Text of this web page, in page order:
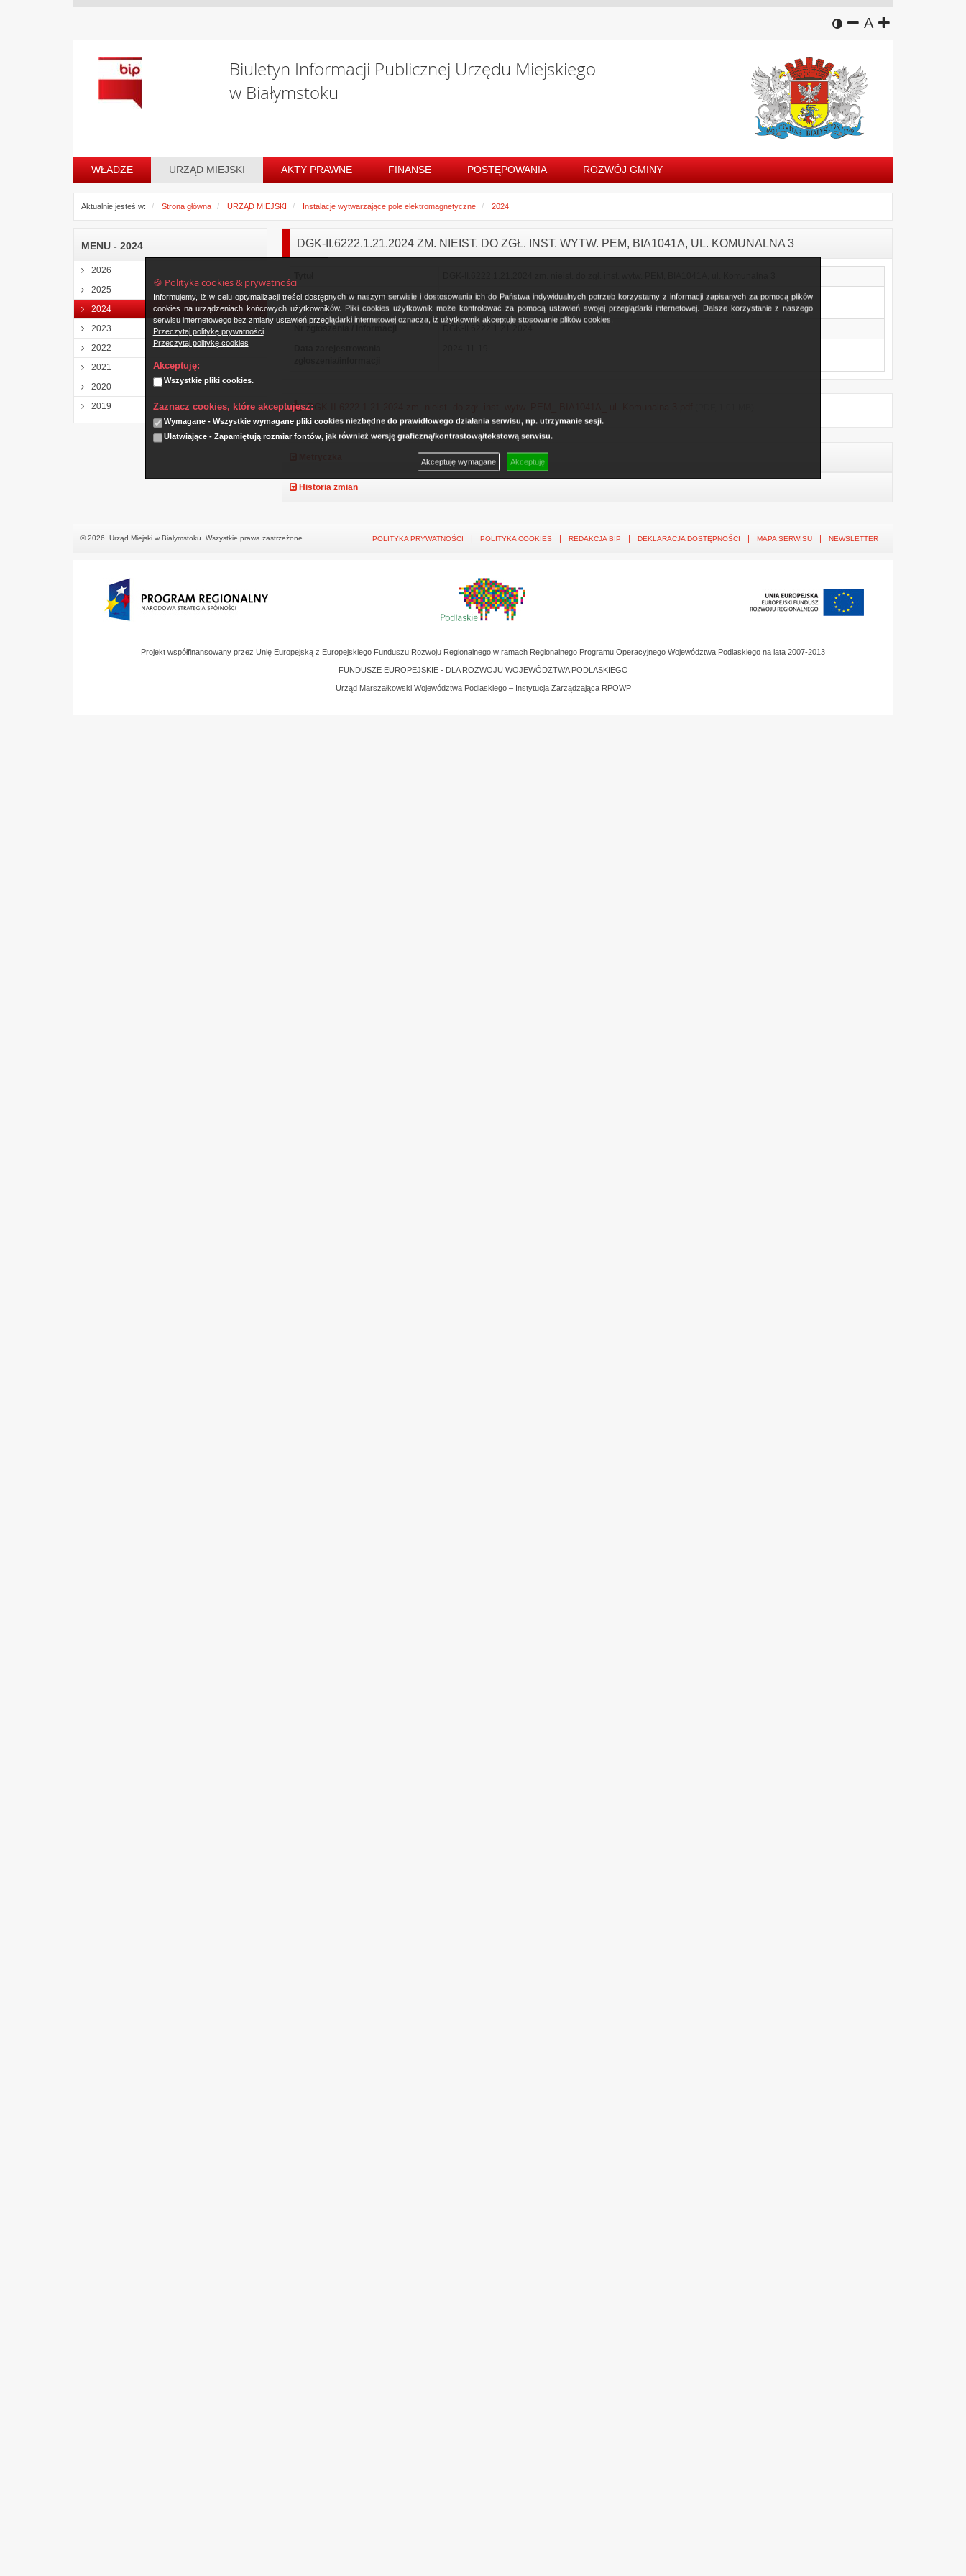
🍪 Polityka cookies & prywatności
Informujemy, iż w celu optymalizacji treści dostępnych w naszym serwisie i dostosowania ich do Państwa indywidualnych potrzeb korzystamy z informacji zapisanych za pomocą plików
cookies na urządzeniach końcowych użytkowników. Pliki cookies użytkownik może kontrolować za pomocą ustawień swojej przeglądarki internetowej. Dalsze korzystanie z naszego
serwisu internetowego bez zmiany ustawień przeglądarki internetowej oznacza, iż użytkownik akceptuje stosowanie plików cookies.
Przeczytaj politykę prywatności
Przeczytaj politykę cookies
Akceptuję:
Wszystkie pliki cookies.
Zaznacz cookies, które akceptujesz:
Wymagane - Wszystkie wymagane pliki cookies niezbędne do prawidłowego działania serwisu, np. utrzymanie sesji.
Ułatwiające - Zapamiętują rozmiar fontów, jak również wersję graficzną/kontrastową/tekstową serwisu.
Akceptuję wymagane Akceptuję
wersja kontrastowa
zmniejsz
Adomyślny
zwiększ
Biuletyn Informacji Publicznej Urzędu Miejskiego
w Białymstoku
WŁADZE URZĄD MIEJSKI AKTY PRAWNE FINANSE POSTĘPOWANIA ROZWÓJ GMINY
Aktualnie jesteś w: Strona główna URZĄD MIEJSKI Instalacje wytwarzające pole elektromagnetyczne 2024
MENU - 2024
2026
2025
2024
2023
2022
2021
2020
2019
DGK-II.6222.1.21.2024 ZM. NIEIST. DO ZGŁ. INST. WYTW. PEM, BIA1041A, UL. KOMUNALNA 3
Oznaczenie prowadzącego
instalację
P4 Sp. z o.o.
Nr zgłoszenia / informacji
DGK-II.6222.1.21.2024 zm. nieist. do zgł. inst. wytw. PEM_ BIA1041A_ ul. Komunalna 3.pdf
Historia zmian
© 2026. Urząd Miejski w Białymstoku. Wszystkie prawa zastrzeżone. POLITYKA PRYWATNOŚCI POLITYKA COOKIES REDAKCJA BIP DEKLARACJA DOSTĘPNOŚCI MAPA SERWISU NEWSLETTER
Projekt współfinansowany przez Unię Europejską z Europejskiego Funduszu Rozwoju Regionalnego w ramach Regionalnego Programu Operacyjnego Województwa Podlaskiego na lata 2007-2013
FUNDUSZE EUROPEJSKIE - DLA ROZWOJU WOJEWÓDZTWA PODLASKIEGO
Urząd Marszałkowski Województwa Podlaskiego – Instytucja Zarządzająca RPOWP